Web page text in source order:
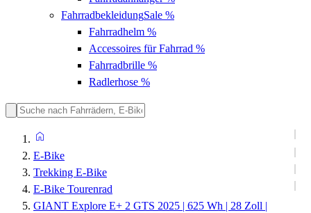
FahrradbekleidungSale %
Fahrradhelm %
Accessoires für Fahrrad %
Fahrradbrille %
Radlerhose %
E-Bike
Trekking E-Bike
E-Bike Tourenrad
GIANT Explore E+ 2 GTS 2025 | 625 Wh | 28 Zoll |